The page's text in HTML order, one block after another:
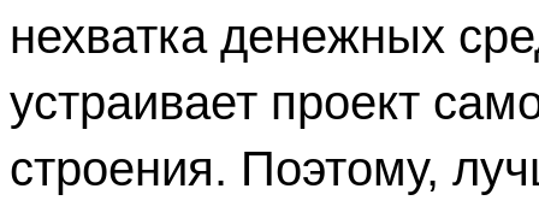
нехватка денежных
устраивает проект
строения. Поэтому,